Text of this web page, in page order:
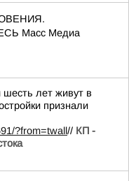
Масс Медиа
лет живут в
признали
?from=twall// КП -